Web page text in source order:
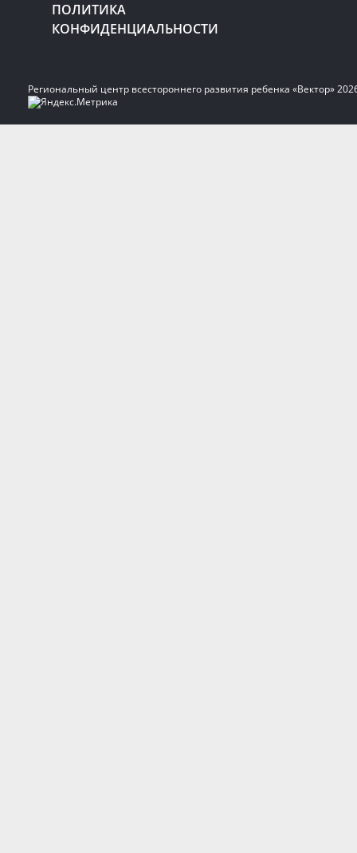
ПОЛИТИКА
КОНФИДЕНЦИАЛЬНОСТИ
Региональный центр всестороннего развития ребенка «Вектор»